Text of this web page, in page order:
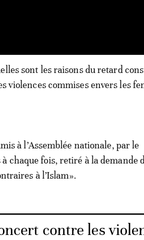
sont les raisons du retard
violences commises envers les
à l’Assemblée nationale, par le
chaque fois, retiré à la demande
à l’Islam».
contre les